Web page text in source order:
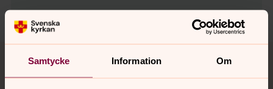
Samtycke Information Om
Tillbaka till toppen
Tillbaka till innehållet